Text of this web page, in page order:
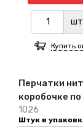
Перчатки
коробочке
1026
Штук в
Купить